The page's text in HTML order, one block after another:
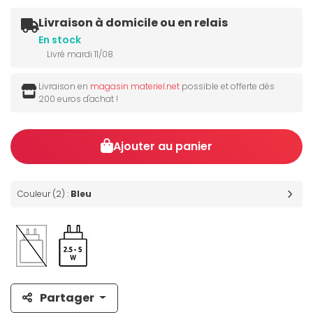
Livraison à domicile ou en relais
En stock
Livré mardi 11/08
Livraison en magasin materiel.net possible et offerte dès
200 euros d'achat !
Ajouter au panier
Couleur (2) : Bleu
Partager